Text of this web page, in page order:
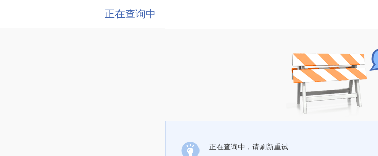
正在查询中
正在查询中，请刷新重试